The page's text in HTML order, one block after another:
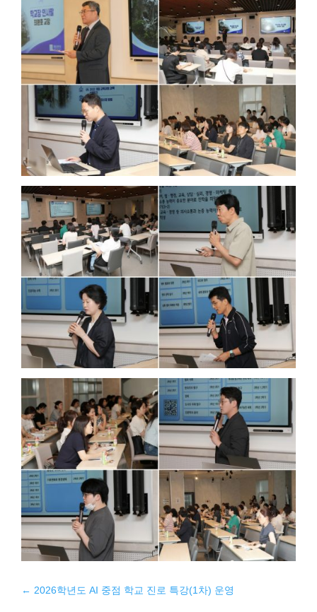
← 2026학년도 AI 중점 학교 진로 특강(1차) 운영